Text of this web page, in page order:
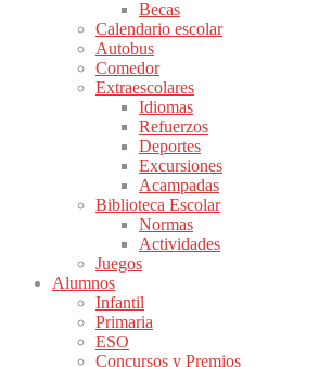
Becas
Calendario escolar
Autobus
Comedor
Extraescolares
Idiomas
Refuerzos
Deportes
Excursiones
Acampadas
Biblioteca Escolar
Normas
Actividades
Juegos
Alumnos
Infantil
Primaria
ESO
Concursos y Premios